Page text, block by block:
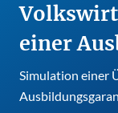
einer
Simulation einer